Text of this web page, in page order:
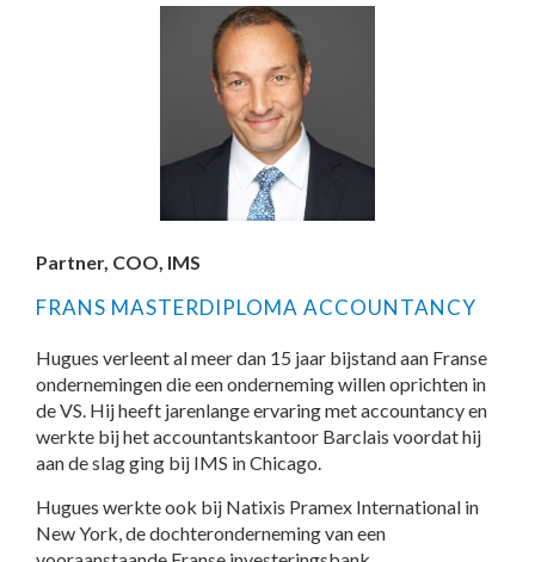
Partner, COO, IMS
FRANS MASTERDIPLOMA ACCOUNTANCY
Hugues verleent al meer dan 15 jaar bijstand aan Franse
ondernemingen die een onderneming willen oprichten in
de VS. Hij heeft jarenlange ervaring met accountancy en
werkte bij het accountantskantoor Barclais voordat hij
aan de slag ging bij IMS in Chicago.
Hugues werkte ook bij Natixis Pramex International in
New York, de dochteronderneming van een